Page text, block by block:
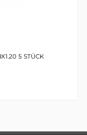
5 STÜCK